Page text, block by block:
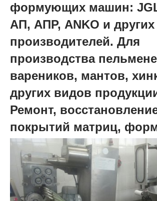
формующих машин:
АП, АПР, ANKO и других
производителей. Для
производства
вареников, мантов,
других видов
Ремонт,
покрытий матриц,